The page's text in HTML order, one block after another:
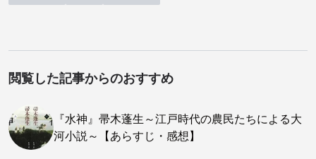
閲覧した記事からのおすすめ
『水神』帚木蓬生～江戸時代の農民たちによる大
河小説～【あらすじ・感想】